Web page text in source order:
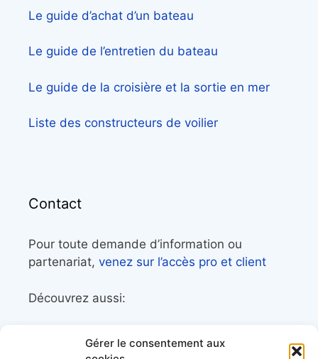
Gérer le consentement aux
Le guide d’achat d’un bateau
Le guide de l’entretien du bateau
Le guide de la croisière et la sortie en mer
Liste des constructeurs de voilier
Contact
Pour toute demande d’information ou
partenariat, venez sur l’accès pro et client
Découvrez aussi:
librairie maritime